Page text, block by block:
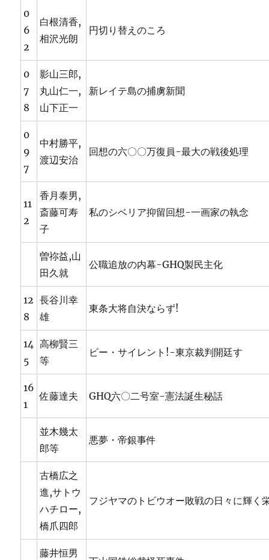
0
6
2
白根清香,
相沢光朗
円切り替えのころ
0
7
8
影山三郎,
丸山仁一,
山下正一
新レイテ島の捕虜新聞
0
9
7
中村勝平,
渡辺安治
回想の六〇〇万復員-最大の戦後処理
11
2
香月泰男,
斎藤可寿
子
私のシベリア抑留回想-一画家の執念
曽祢益,山
田久就
公職追放の内幕-GHQ製民主化
12
8
長谷川幸
雄
東条大将自決ならず!
14
5
高柳賢三
等
ビー・サイレント!-東京裁判開廷す
16
1
佐藤達夫 GHQ六〇二号室-憲法誕生秘話
並木幾太
郎等
悪夢・帝銀事件
古橋広之
進,サトウ
ハチロー,
橋爪四郎
フジヤマのトビウオー敗戦の日々に輝く
藤井恒男